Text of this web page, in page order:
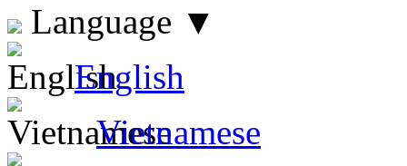
Language ▼
English
Vietnamese